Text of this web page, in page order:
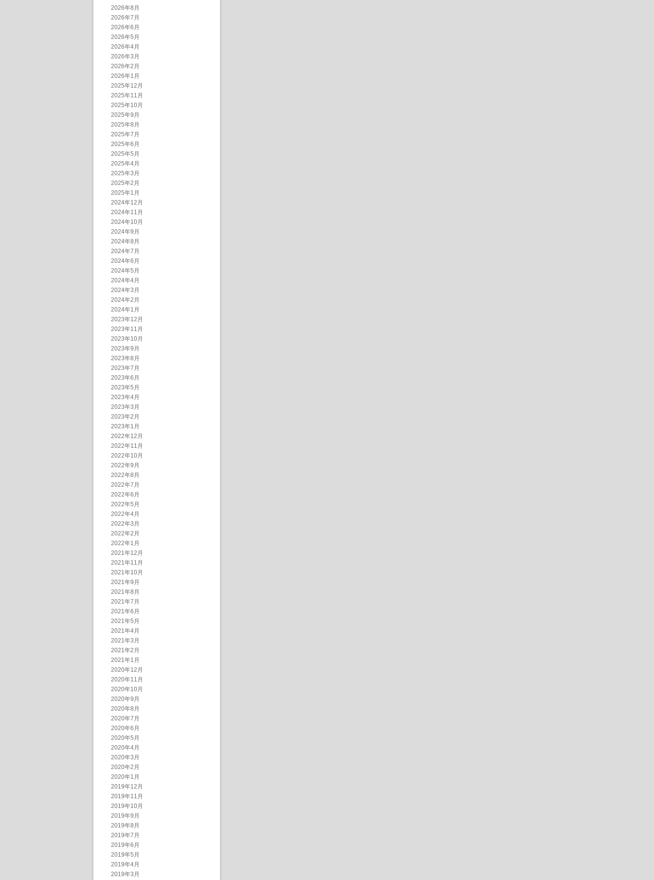
2026年8月
2026年7月
2026年6月
2026年5月
2026年4月
2026年3月
2026年2月
2026年1月
2025年12月
2025年11月
2025年10月
2025年9月
2025年8月
2025年7月
2025年6月
2025年5月
2025年4月
2025年3月
2025年2月
2025年1月
2024年12月
2024年11月
2024年10月
2024年9月
2024年8月
2024年7月
2024年6月
2024年5月
2024年4月
2024年3月
2024年2月
2024年1月
2023年12月
2023年11月
2023年10月
2023年9月
2023年8月
2023年7月
2023年6月
2023年5月
2023年4月
2023年3月
2023年2月
2023年1月
2022年12月
2022年11月
2022年10月
2022年9月
2022年8月
2022年7月
2022年6月
2022年5月
2022年4月
2022年3月
2022年2月
2022年1月
2021年12月
2021年11月
2021年10月
2021年9月
2021年8月
2021年7月
2021年6月
2021年5月
2021年4月
2021年3月
2021年2月
2021年1月
2020年12月
2020年11月
2020年10月
2020年9月
2020年8月
2020年7月
2020年6月
2020年5月
2020年4月
2020年3月
2020年2月
2020年1月
2019年12月
2019年11月
2019年10月
2019年9月
2019年8月
2019年7月
2019年6月
2019年5月
2019年4月
2019年3月